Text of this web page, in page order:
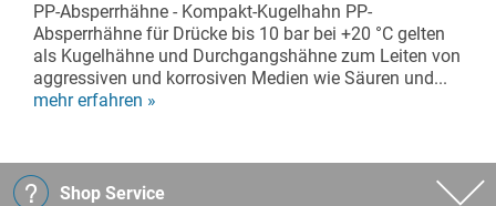
PP-Absperrhähne - Kompakt-Kugelhahn PP-
Absperrhähne für Drücke bis 10 bar bei +20 °C gelten
als Kugelhähne und Durchgangshähne zum Leiten von
aggressiven und korrosiven Medien wie Säuren und...
mehr erfahren »
Shop Service